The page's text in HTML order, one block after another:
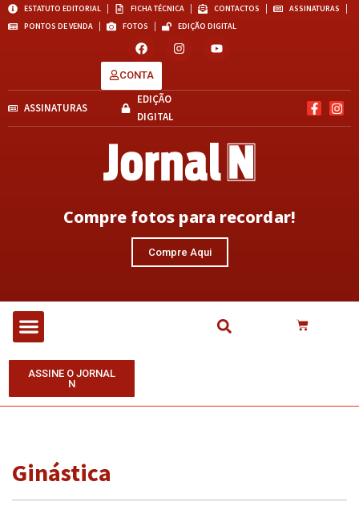
ESTATUTO EDITORIAL FICHA TÉCNICA CONTACTOS
ASSINATURAS
PONTOS DE VENDA
FOTOS EDIÇÃO DIGITAL
CONTA
ASSINATURAS
EDIÇÃO
DIGITAL
Compre fotos para recordar!
Compre Aqui
ASSINE O JORNAL
N
Ginástica